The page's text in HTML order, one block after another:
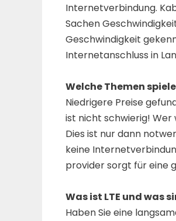
Internetverbindung.
Sachen
Geschwindigkeit
Internetanschluss in
Welche Themen
Niedrigere Preise
ist nicht schwierig! Wer
Dies ist nur dann
keine
provider sorgt für eine
Was ist LTE und was
Haben Sie eine